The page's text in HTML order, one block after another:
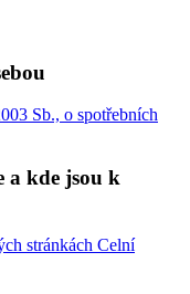
Sb., o spotřebních
a kde jsou k
stránkách Celní